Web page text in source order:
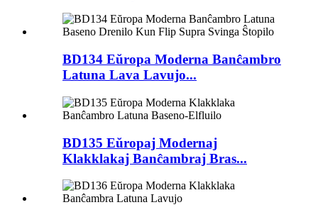
BD134 Eŭropa Moderna Banĉambro
Latuna Lava Lavujo...
BD135 Eŭropaj Modernaj
Klakklakaj Banĉambraj Bras...